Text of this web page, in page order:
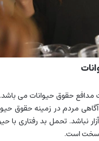
حقوق حیوانات می باشد.
مردم در زمینه حقوق
نباشد. تحمل بد رفتاری با
سخت است.